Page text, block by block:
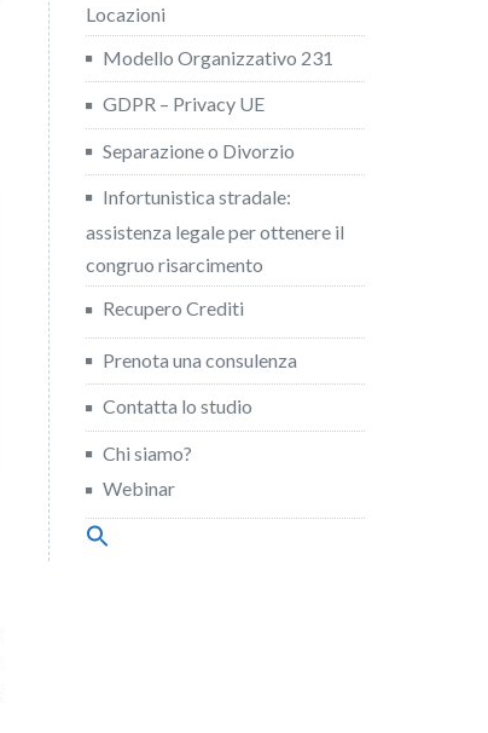
Locazioni
Modello Organizzativo 231
GDPR – Privacy UE
Separazione o Divorzio
Infortunistica stradale:
assistenza legale per ottenere il
congruo risarcimento
Recupero Crediti
Prenota una consulenza
Contatta lo studio
Chi siamo?
Webinar